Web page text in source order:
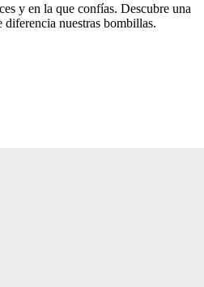
y en la que confías. Descubre una
nuestras bombillas.